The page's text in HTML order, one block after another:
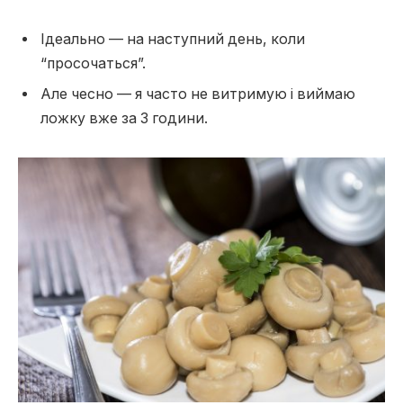
Ідеально — на наступний день, коли
“просочаться”.
Але чесно — я часто не витримую і виймаю
ложку вже за 3 години.